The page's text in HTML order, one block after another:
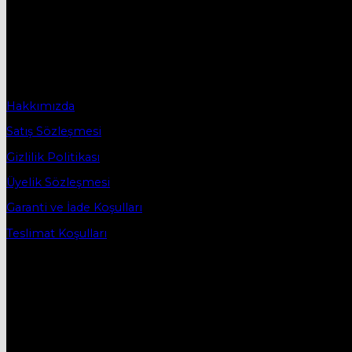
Hakkımızda
Satış Sözleşmesi
Gizlilik Politikası
Üyelik Sözleşmesi
Garanti ve İade Koşulları
Teslimat Koşulları